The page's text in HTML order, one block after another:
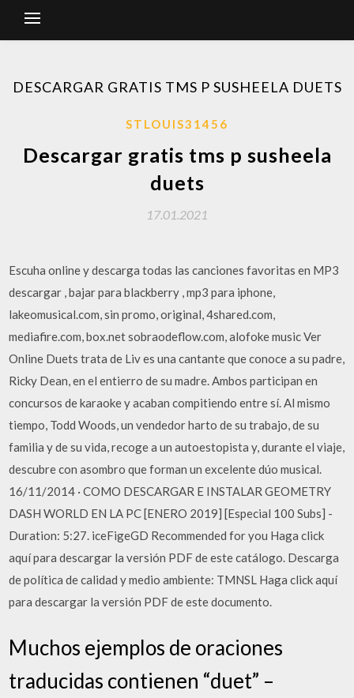
DESCARGAR GRATIS TMS P SUSHEELA DUETS
STLOUIS31456
Descargar gratis tms p susheela
duets
17.01.2021
Escuha online y descarga todas las canciones favoritas en MP3
descargar , bajar para blackberry , mp3 para iphone,
lakeomusical.com, sin promo, original, 4shared.com,
mediafire.com, box.net sobraodeflow.com, alofoke music Ver
Online Duets trata de Liv es una cantante que conoce a su padre,
Ricky Dean, en el entierro de su madre. Ambos participan en
concursos de karaoke y acaban compitiendo entre sí. Al mismo
tiempo, Todd Woods, un vendedor harto de su trabajo, de su
familia y de su vida, recoge a un autoestopista y, durante el viaje,
descubre con asombro que forman un excelente dúo musical.
16/11/2014 · COMO DESCARGAR E INSTALAR GEOMETRY
DASH WORLD EN LA PC [ENERO 2019] [Especial 100 Subs] -
Duration: 5:27. iceFigeGD Recommended for you Haga click
aquí para descargar la versión PDF de este catálogo. Descarga
de política de calidad y medio ambiente: TMNSL Haga click aquí
para descargar la versión PDF de este documento.
Muchos ejemplos de oraciones
traducidas contienen “duet” –